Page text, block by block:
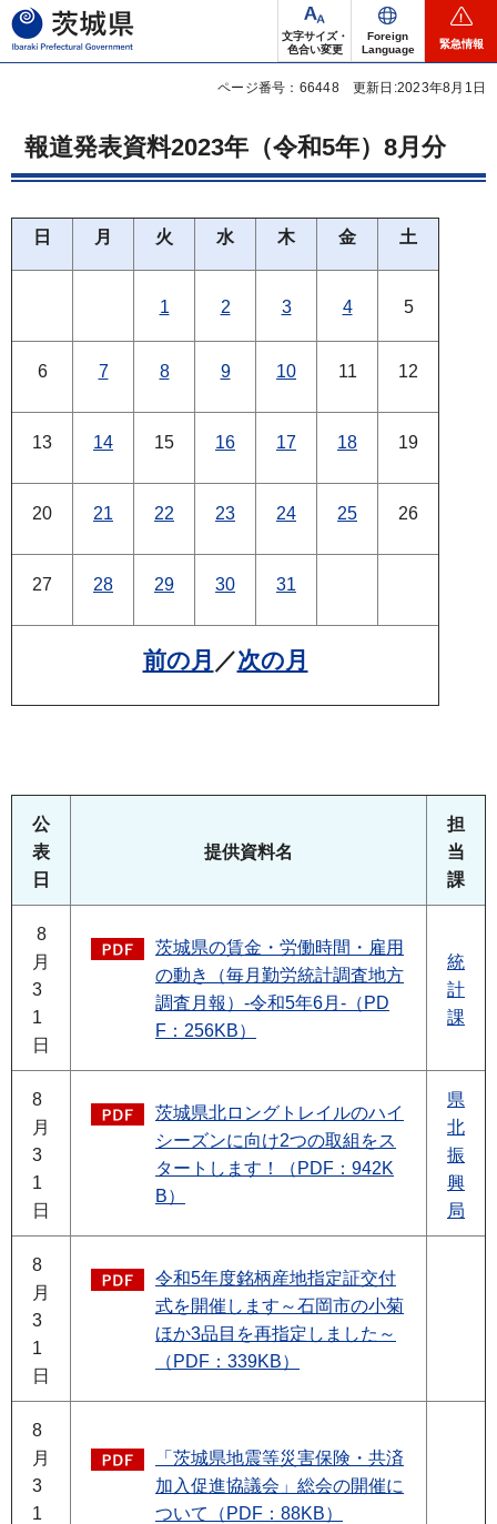
茨城県
文字サイズ・
色合い変更
Foreign
Language
緊急情報
ページ番号：66448 更新日:2023年8月1日
報道発表資料2023年（令和5年）8月分
日 月 火 水 木 金 土
1 2 3 4 5
6 7 8 9 10 11 12
13 14 15 16 17 18 19
20 21 22 23 24 25 26
27 28 29 30 31
前の月 ／次の月
公
表
日
提供資料名
担
当
課
8
月
3
1
日
茨城県の賃金・労働時間・雇用
の動き（毎月勤労統計調査地方
調査月報）-令和5年6月-（PD
F：256KB）
統
計
課
8
月
3
1
日
茨城県北ロングトレイルのハイ
シーズンに向け2つの取組をス
タートします！（PDF：942K
B）
県
北
振
興
局
8
月
3
1
日
令和5年度銘柄産地指定証交付
式を開催します～石岡市の小菊
ほか3品目を再指定しました～
（PDF：339KB）
8
月
3
1
「茨城県地震等災害保険・共済
加入促進協議会」総会の開催に
ついて（PDF：88KB）